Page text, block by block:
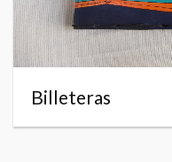
Billeteras